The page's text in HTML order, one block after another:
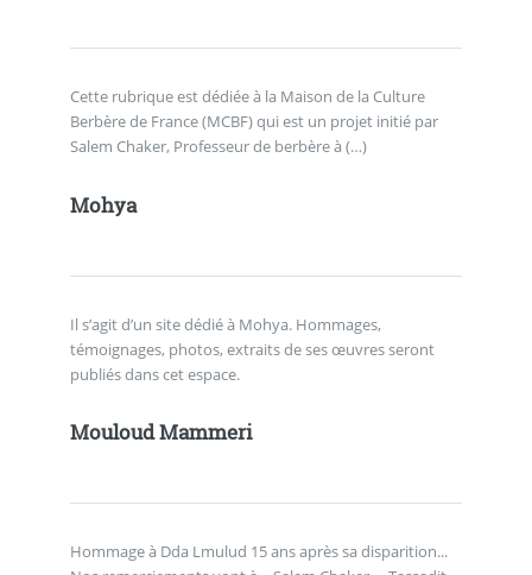
Cette rubrique est dédiée à la Maison de la Culture
Berbère de France (MCBF) qui est un projet initié par
Salem Chaker, Professeur de berbère à (…)
Mohya
Il s’agit d’un site dédié à Mohya. Hommages,
témoignages, photos, extraits de ses œuvres seront
publiés dans cet espace.
Mouloud Mammeri
Hommage à Dda Lmulud 15 ans après sa disparition...